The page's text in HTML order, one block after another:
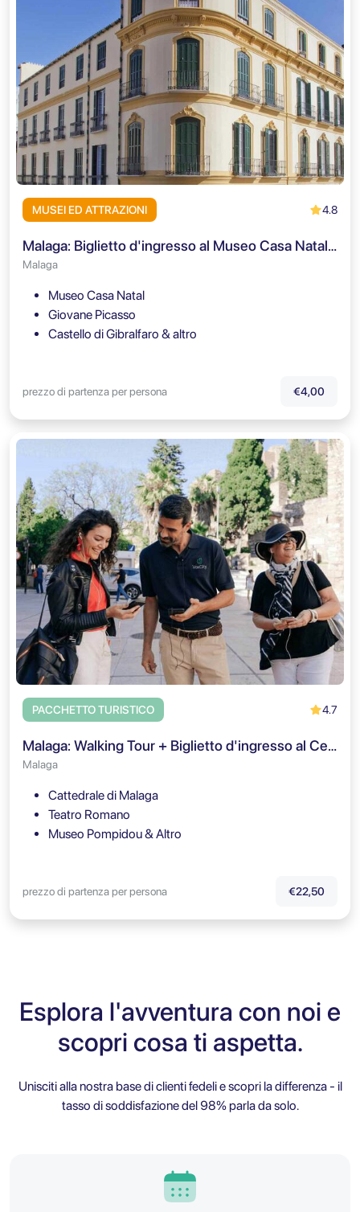
MUSEI ED ATTRAZIONI 4.8
Malaga: Biglietto d'ingresso al Museo Casa Natale di Picasso
Malaga
Museo Casa Natal
Giovane Picasso
Castello di Gibralfaro & altro
prezzo di partenza per persona €4,00
PACCHETTO TURISTICO 4.7
Malaga: Walking Tour + Biglietto d'ingresso al Centre Pompidou Málaga
Malaga
Cattedrale di Malaga
Teatro Romano
Museo Pompidou & Altro
prezzo di partenza per persona €22,50
Esplora l'avventura con noi e
scopri cosa ti aspetta.
Unisciti alla nostra base di clienti fedeli e scopri la differenza - il
tasso di soddisfazione del 98% parla da solo.